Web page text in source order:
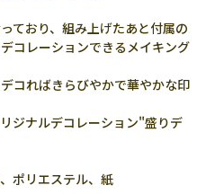
ており、組み上げたあと付属の
コレーションできるメイキング
コればきらびやかで華やかな印
ジナルデコレーション"盛りデ
ポリエステル、紙